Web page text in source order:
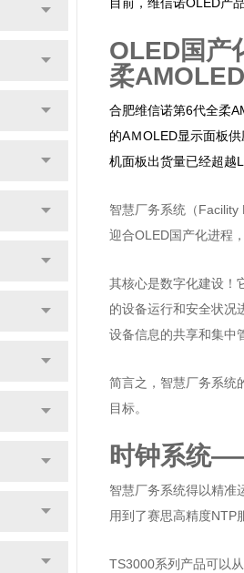
OLED国产
柔
合肥维信诺第6代全柔
的AＭOLED显示面板
机面板出货量已经超越
智慧厂务系统（
迎合OLED国产化进程
其核心是数字化建设！
的设备运行和安全状况
设备信息的共享和集中
简言之，智慧厂务系统
目标。
时钟系统
智慧厂务系统得以精准
用到了赛思高精度NTP
TS3000系列产品可以